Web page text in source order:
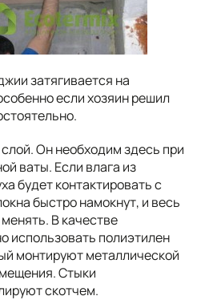
затягивается на
если хозяин решил
Он необходим здесь при
ваты. Если влага из
будет контактировать с
быстро намокнут, и весь
В качестве
использовать полиэтилен
монтируют металлической
Стыки
скотчем.